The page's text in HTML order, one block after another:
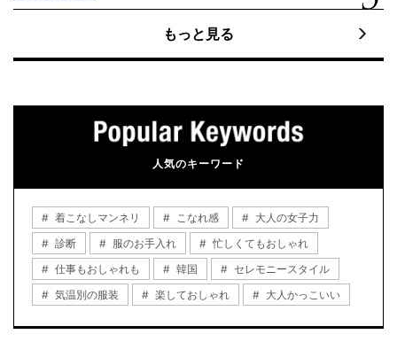
もっと見る
人気のキーワード
着こなしマンネリ こなれ感
大人の女子力
診断
服のお手入れ
忙しくてもおしゃれ
仕事もおしゃれも
韓国
セレモニースタイル
気温別の服装
楽しておしゃれ 大人かっこいい